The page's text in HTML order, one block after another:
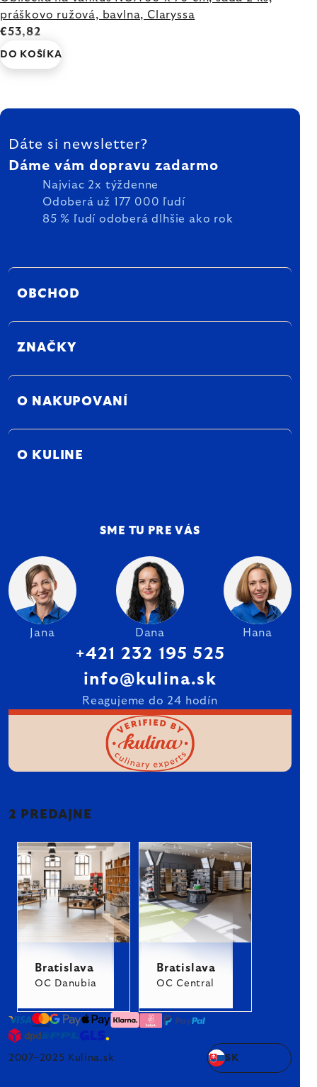
práškovo ružová, bavlna, Claryssa
€53,82
DO KOŠÍKA
ZÁPÄTIE
Dáte si newsletter?
Dáme vám dopravu zadarmo
Najviac 2x týždenne
Odoberá už 177 000 ľudí
85 % ľudí odoberá dlhšie ako rok
OBCHOD
ZNAČKY
O NAKUPOVANÍ
O KULINE
SME TU PRE VÁS
Jana Dana Hana
+421 232 195 525
info@kulina.sk
Reagujeme do 24 hodín
2 PREDAJNE
Bratislava
OC Danubia
Bratislava
OC Central
2007–2025 Kulina.sk SK